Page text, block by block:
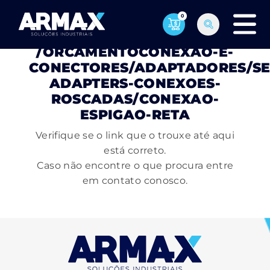
0
PÁGINA NÃO ENCONTRADA
/ORCAMENTOCONEXAO-E-
CONECTORES/ADAPTADORES/
ADAPTERS-CONEXOES-
ROSCADAS/CONEXAO-
ESPIGAO-RETA
Verifique se o link que o trouxe até aqui
está correto.
Caso não encontre o que procura entre
em contato conosco.